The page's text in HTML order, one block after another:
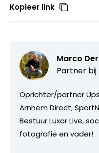
Kopieer link
Marco
Partner bij
Oprichter/partner
Arnhem Direct,
Bestuur Luxor Live,
fotografie en vader!